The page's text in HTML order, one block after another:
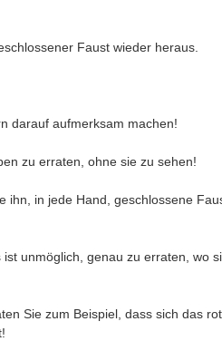
Faust wieder heraus.
darauf aufmerksam machen!
zu erraten, ohne sie zu sehen!
ihn, in jede Hand, geschlossene
unmöglich, genau zu erraten, wo
Sie zum Beispiel, dass sich das